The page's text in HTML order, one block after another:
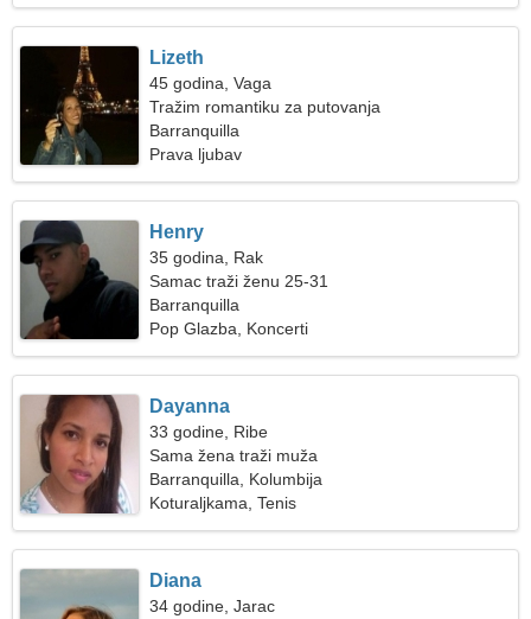
Lizeth
45 godina, Vaga
Tražim romantiku za putovanja
Barranquilla
Prava ljubav
Henry
35 godina, Rak
Samac traži ženu 25-31
Barranquilla
Pop Glazba, Koncerti
Dayanna
33 godine, Ribe
Sama žena traži muža
Barranquilla, Kolumbija
Koturaljkama, Tenis
Diana
34 godine, Jarac